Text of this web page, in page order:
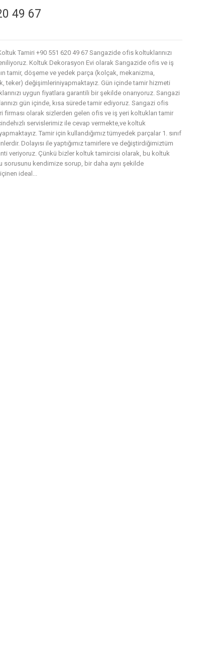
49 67
Tamiri +90 551 620 49 67 Sarıgazide ofis koltuklarınızı
Koltuk Dekorasyon Evi olarak Sarıgazide ofis ve iş
tamir, döşeme ve yedek parça (kolçak, mekanizma,
teker) değişimleriniyapmaktayız. Gün içinde tamir hizmeti
uygun fiyatlara garantili bir şekilde onarıyoruz. Sarıgazi
gün içinde, kısa sürede tamir ediyoruz. Sarıgazi ofis
firması olarak sizlerden gelen ofis ve iş yeri koltukları tamir
servislerimiz ile cevap vermekte,ve koltuk
Tamir için kullandığımız tümyedek parçalar 1. sınıf
Dolayısı ile yaptığımız tamirlere ve değiştirdiğimiztüm
veriyoruz. Çünkü bizler koltuk tamircisi olarak, bu koltuk
sorusunu kendimize sorup, bir daha aynı şekilde
ideal...